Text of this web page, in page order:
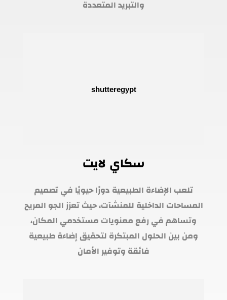
والتبريد المتعددة
سكاي لايت
تلعب الإضاءة الطبيعية دورًا حيويًا في تصميم
المساحات الداخلية للمنشآت، حيث تعزز الجو المريح
وتساهم في رفع معنويات مستخدمي المكان،
ومن بين الحلول المبتكرة لتحقيق إضاءة طبيعية
فائقة وتوفير الأمان